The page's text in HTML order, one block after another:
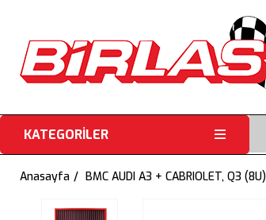
KATEGORİLER
Anasayfa BMC AUDI A3 + CABRIOLET, Q3